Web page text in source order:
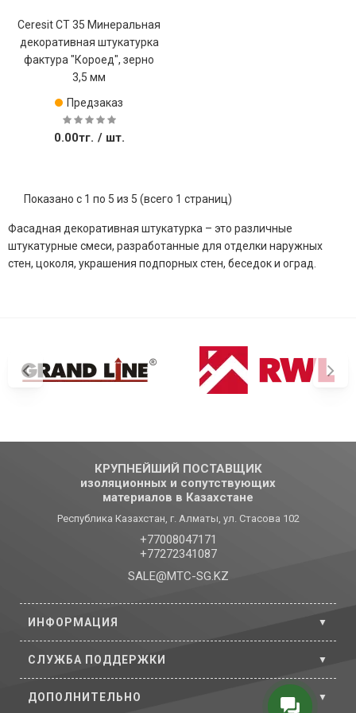
Ceresit CT 35 Минеральная
декоративная штукатурка
фактура "Короед", зерно
3,5 мм
Предзаказ
0.00тг. / шт.
Показано с 1 по 5 из 5 (всего 1 страниц)
Фасадная декоративная штукатурка – это различные
штукатурные смеси, разработанные для отделки наружных
стен, цоколя, украшения подпорных стен, беседок и оград.
КРУПНЕЙШИЙ ПОСТАВЩИК
изоляционных и сопутствующих
материалов в Казахстане
Республика Казахстан, г. Алматы, ул. Стасова 102
+77008047171
+77272341087
SALE@MTC-SG.KZ
ИНФОРМАЦИЯ
СЛУЖБА ПОДДЕРЖКИ
ДОПОЛНИТЕЛЬНО